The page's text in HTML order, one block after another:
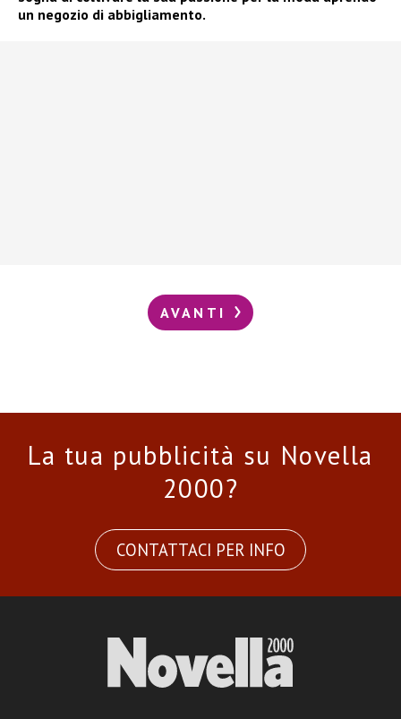
un negozio di abbigliamento.
AVANTI
La tua pubblicità su Novella
2000?
CONTATTACI PER INFO